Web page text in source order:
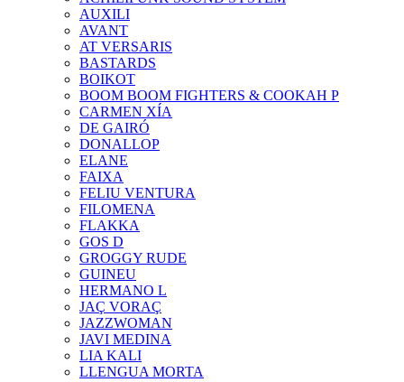
AUXILI
AVANT
AT VERSARIS
BASTARDS
BOIKOT
BOOM BOOM FIGHTERS & COOKAH P
CARMEN XÍA
DE GAIRÓ
DONALLOP
ELANE
FAIXA
FELIU VENTURA
FILOMENA
FLAKKA
GOS D
GROGGY RUDE
GUINEU
HERMANO L
JAÇ VORAÇ
JAZZWOMAN
JAVI MEDINA
LIA KALI
LLENGUA MORTA